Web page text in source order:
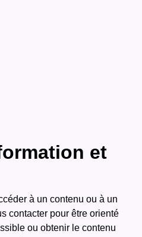
et
à un contenu ou à un
contacter pour être orienté
ou obtenir le contenu